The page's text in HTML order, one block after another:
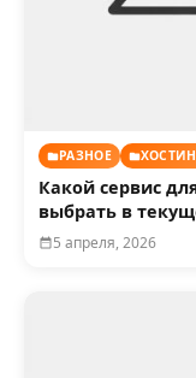
РАЗНОЕ
Какой сервис
выбрать в
5 апреля, 2026